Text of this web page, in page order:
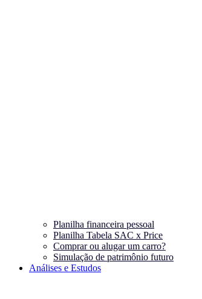
Planilha financeira pessoal
Planilha Tabela SAC x Price
Comprar ou alugar um carro?
Simulação de patrimônio futuro
Análises e Estudos